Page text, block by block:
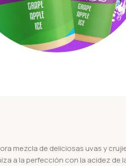
mezcla de deliciosas uvas y
a la perfección con la acidez